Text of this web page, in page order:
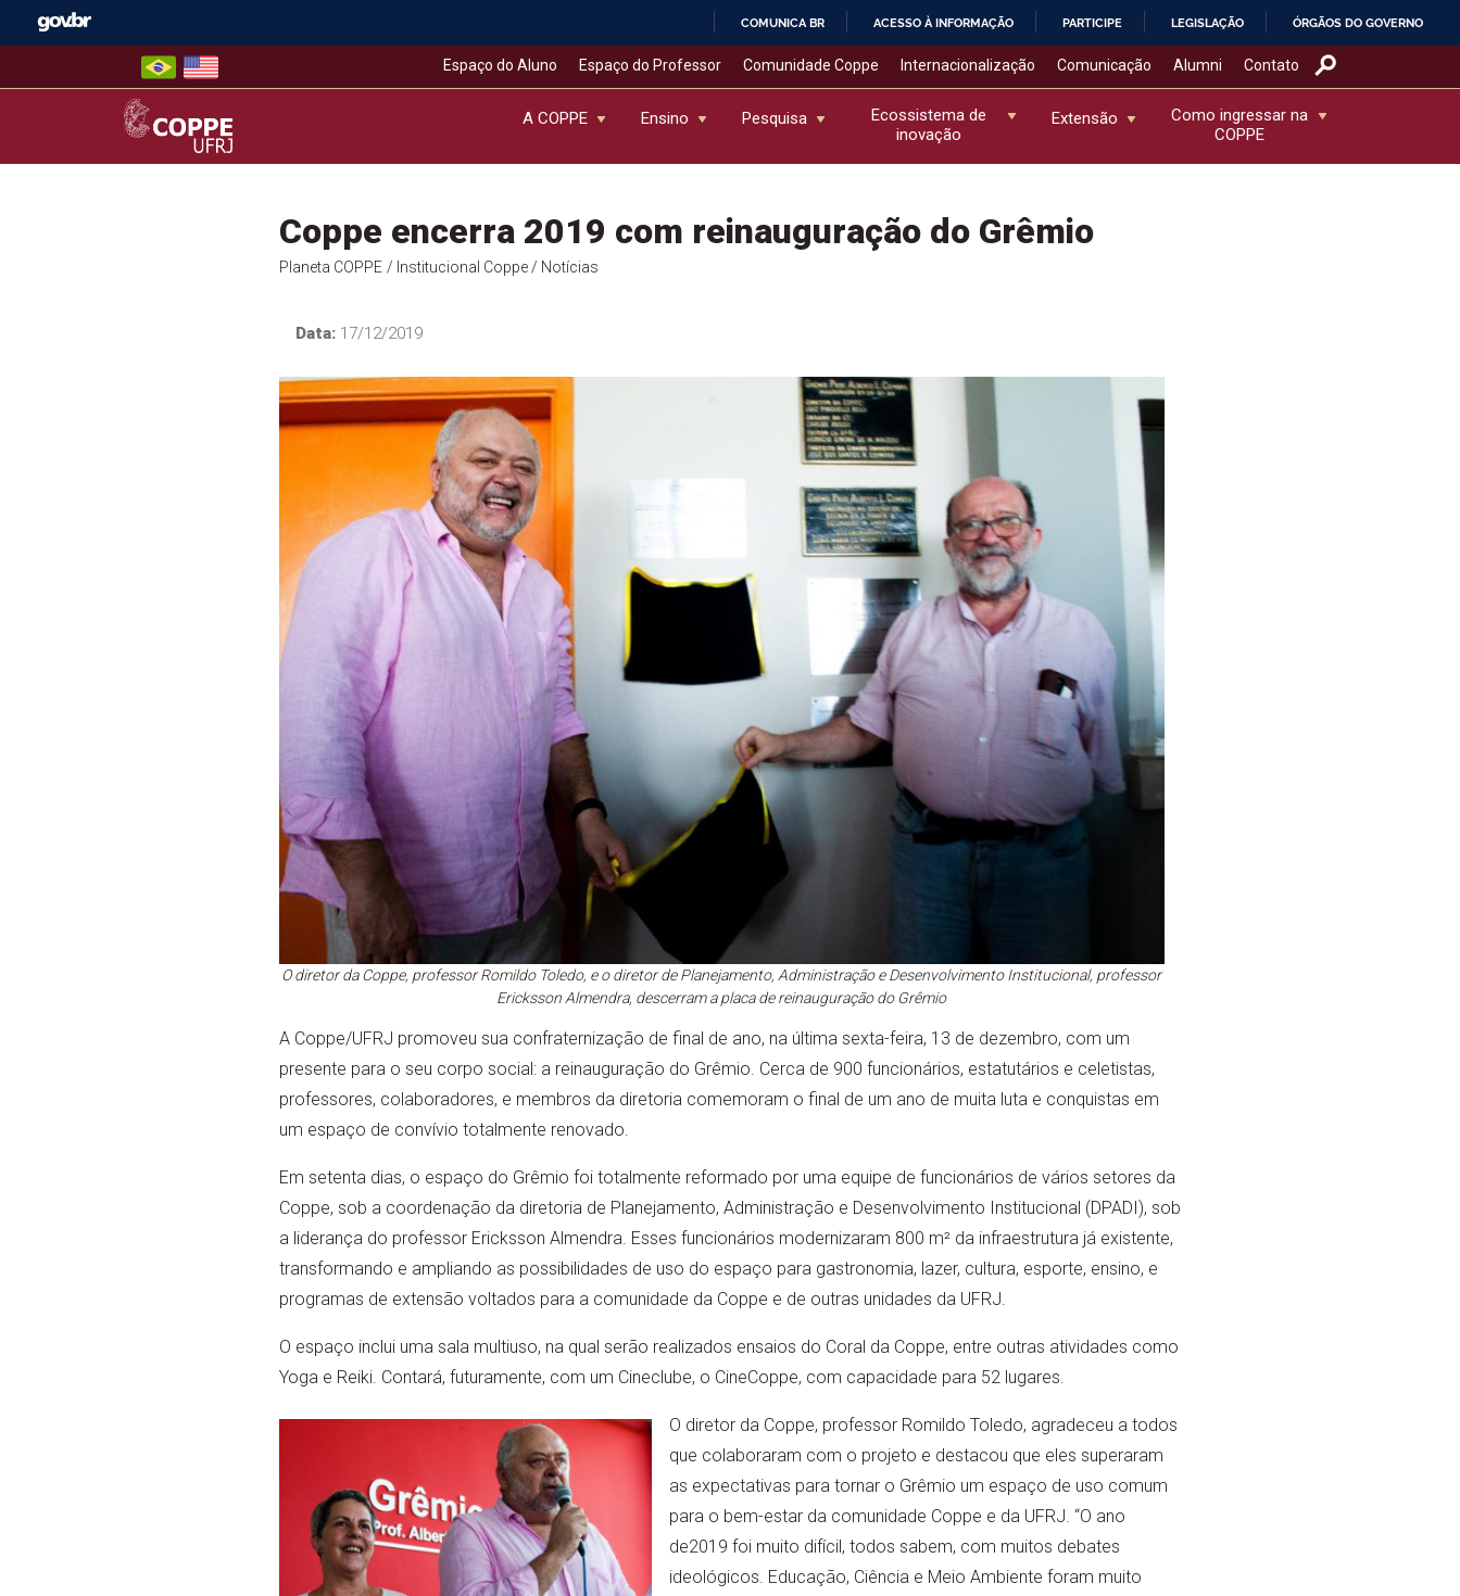
COMUNICA BR ACESSO À INFORMAÇÃO PARTICIPE LEGISLAÇÃO ÓRGÃOS DO GOVERNO
Espaço do Aluno Espaço do Professor Comunidade Coppe Internacionalização Comunicação Alumni Contato
COPPE – UFRJ
A COPPE Ensino Pesquisa
Ecossistema de
inovação
Extensão
Como ingressar na
COPPE
Coppe encerra 2019 com reinauguração do Grêmio
Planeta COPPE / Institucional Coppe/ Notícias
Data:17/12/2019
O diretor da Coppe, professor Romildo Toledo, e o diretor de Planejamento, Administração e Desenvolvimento Institucional, professor
Ericksson Almendra, descerram a placa de reinauguração do Grêmio
A Coppe/UFRJ promoveu sua confraternização de final de ano, na última sexta-feira, 13 de dezembro, com um
presente para o seu corpo social: a reinauguração do Grêmio. Cerca de 900 funcionários, estatutários e celetistas,
professores, colaboradores, e membros da diretoria comemoram o final de um ano de muita luta e conquistas em
um espaço de convívio totalmente renovado.
Em setenta dias, o espaço do Grêmio foi totalmente reformado por uma equipe de funcionários de vários setores da
Coppe, sob a coordenação da diretoria de Planejamento, Administração e Desenvolvimento Institucional (DPADI), sob
a liderança do professor Ericksson Almendra. Esses funcionários modernizaram 800 m² da infraestrutura já existente,
transformando e ampliando as possibilidades de uso do espaço para gastronomia, lazer, cultura, esporte, ensino, e
programas de extensão voltados para a comunidade da Coppe e de outras unidades da UFRJ.
O espaço inclui uma sala multiuso, na qual serão realizados ensaios do Coral da Coppe, entre outras atividades como
Yoga e Reiki. Contará, futuramente, com um Cineclube, o CineCoppe, com capacidade para 52 lugares.
O diretor da Coppe, professor Romildo Toledo, agradeceu a todos
que colaboraram com o projeto e destacou que eles superaram
as expectativas para tornar o Grêmio um espaço de uso comum
para o bem-estar da comunidade Coppe e da UFRJ. “O ano
de2019 foi muito difícil, todos sabem, com muitos debates
ideológicos. Educação, Ciência e Meio Ambiente foram muito